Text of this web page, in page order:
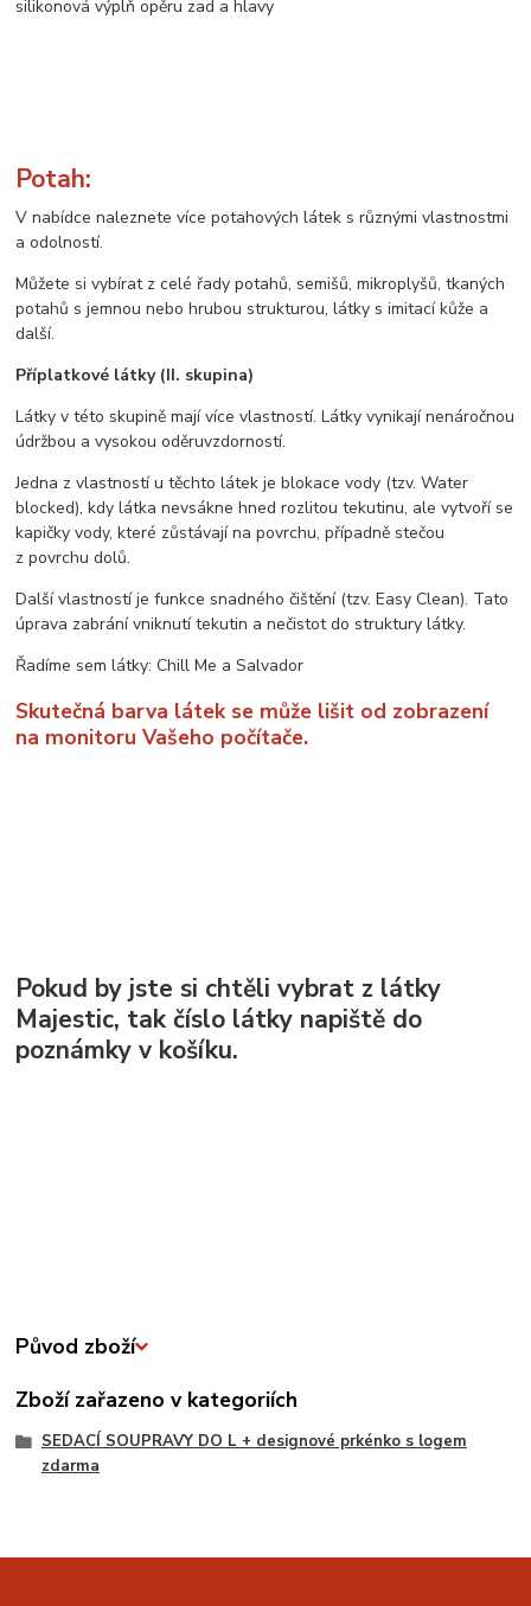
silikonová výplň opěru zad a hlavy
Potah:
V nabídce naleznete více potahových látek s různými vlastnostmi
a odolností.
Můžete si vybírat z celé řady potahů, semišů, mikroplyšů, tkaných
potahů s jemnou nebo hrubou strukturou, látky s imitací kůže a
další.
Příplatkové látky (II. skupina)
Látky v této skupině mají více vlastností. Látky vynikají nenáročnou
údržbou a vysokou oděruvzdorností.
Jedna z vlastností u těchto látek je blokace vody (tzv. Water
blocked), kdy látka nevsákne hned rozlitou tekutinu, ale vytvoří se
kapičky vody, které zůstávají na povrchu, případně stečou
z povrchu dolů.
Další vlastností je funkce snadného čištění (tzv. Easy Clean). Tato
úprava zabrání vniknutí tekutin a nečistot do struktury látky.
Řadíme sem látky: Chill Me a Salvador
Skutečná barva látek se může lišit od zobrazení
na monitoru Vašeho počítače.
Pokud by jste si chtěli vybrat z látky
Majestic, tak číslo látky napiště do
poznámky v košíku.
Původ zboží
Zboží zařazeno v kategoriích
SEDACÍ SOUPRAVY DO L + designové prkénko s logem
zdarma